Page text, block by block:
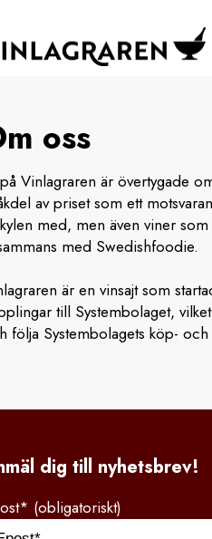
oss
Vinlagraren är övertygade
av priset som ett
med, men även viner
med Swedishfoodie.
är en vinsajt som
till Systembolaget,
följa Systembolagets köp-
dig till nyhetsbrev!
(obligatoriskt)